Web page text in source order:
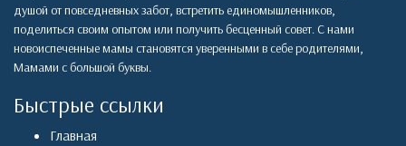
душой от повседневных забот, встретить единомышленников,
поделиться своим опытом или получить бесценный совет. С нами
новоиспеченные мамы становятся уверенными в себе родителями,
Мамами с большой буквы.
Быстрые ссылки
Главная